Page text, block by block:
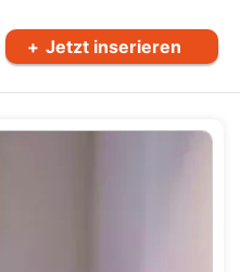
Jetzt inserieren